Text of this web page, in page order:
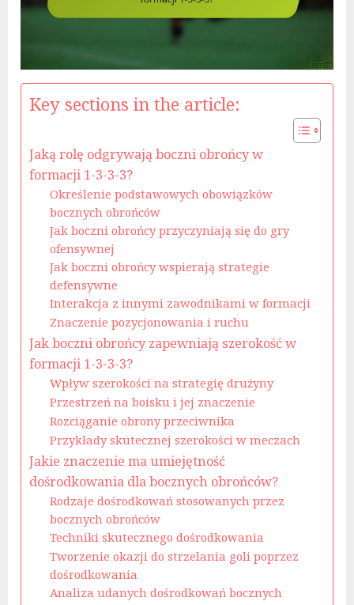
Key sections in the article:
Jaką rolę odgrywają boczni obrońcy w
formacji 1-3-3-3?
Określenie podstawowych obowiązków
bocznych obrońców
Jak boczni obrońcy przyczyniają się do gry
ofensywnej
Jak boczni obrońcy wspierają strategie
defensywne
Interakcja z innymi zawodnikami w formacji
Znaczenie pozycjonowania i ruchu
Jak boczni obrońcy zapewniają szerokość w
formacji 1-3-3-3?
Wpływ szerokości na strategię drużyny
Przestrzeń na boisku i jej znaczenie
Rozciąganie obrony przeciwnika
Przykłady skutecznej szerokości w meczach
Jakie znaczenie ma umiejętność
dośrodkowania dla bocznych obrońców?
Rodzaje dośrodkowań stosowanych przez
bocznych obrońców
Techniki skutecznego dośrodkowania
Tworzenie okazji do strzelania goli poprzez
dośrodkowania
Analiza udanych dośrodkowań bocznych